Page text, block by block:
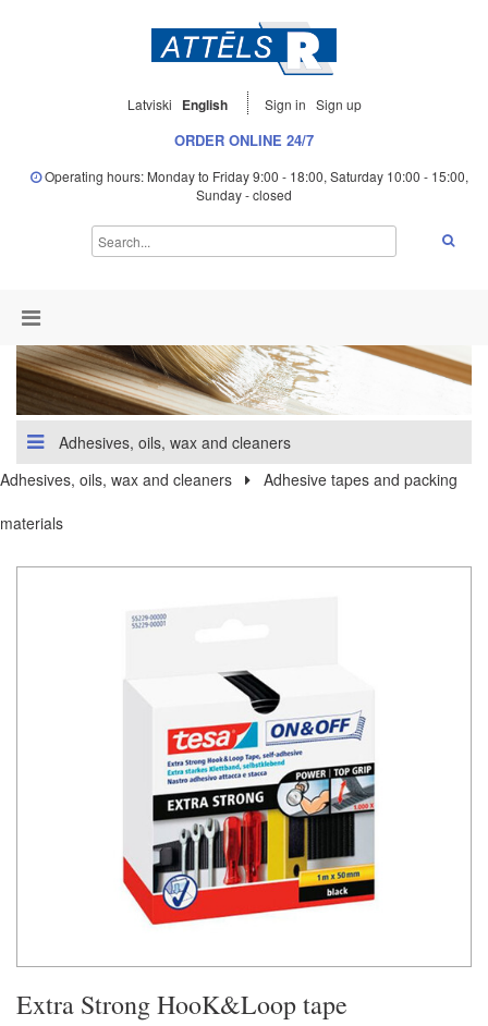
Latviski English Sign in Sign up
ORDER ONLINE 24/7
Operating hours: Monday to Friday 9:00 - 18:00, Saturday 10:00 - 15:00,
Sunday - closed
Adhesives, oils, wax and cleaners
Adhesives, oils, wax and cleaners
Adhesive tapes and packing
materials
Extra Strong HooK&Loop tape